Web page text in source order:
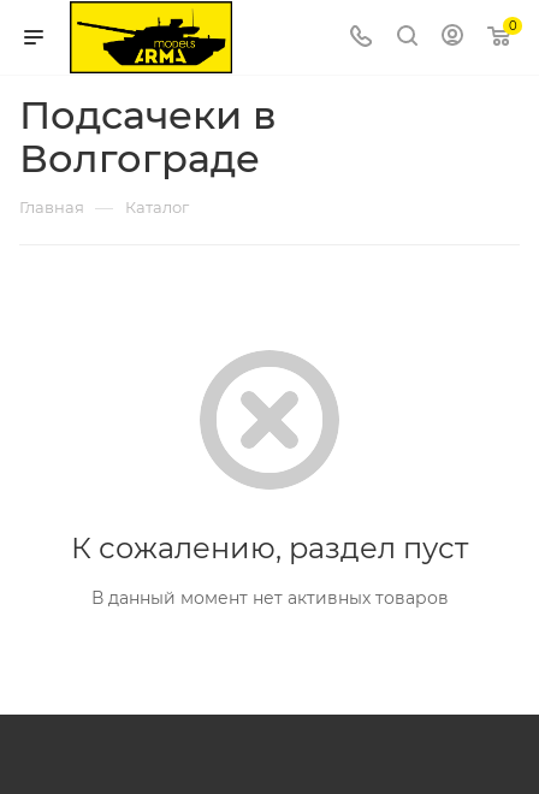
0
Подсачеки в
Волгограде
Главная — Каталог
К сожалению, раздел пуст
В данный момент нет активных товаров